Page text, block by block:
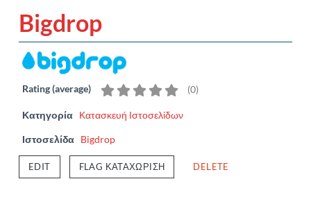
Bigdrop
Rating (average) (0)
Κατηγορία Κατασκευή Ιστοσελίδων
Ιστοσελίδα Bigdrop
EDIT FLAG ΚΑΤΑΧΏΡΙΣΗ DELETE